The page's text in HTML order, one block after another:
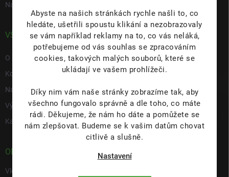
Abyste na našich stránkách rychle našli to, co
hledáte, ušetřili spoustu klikání a nezobrazovaly
se vám například reklamy na to, co vás neláká,
potřebujeme od vás souhlas se zpracováním
cookies, takových malých souborů, které se
ukládají ve vašem prohlížeči.
Díky nim vám naše stránky zobrazíme tak, aby
všechno fungovalo správně a dle toho, co máte
rádi. Děkujeme, že nám ho dáte a pomůžete se
nám zlepšovat. Budeme se k vašim datům chovat
citlivě a slušně.
Nastavení
Napište nám
VŠE O NÁS
O nás
Kontakty
Napište nám
Výdejní místo s prodejnou Hulín
Kariéra
ODEBÍRAT NEWSLETTER
Vložte svůj e-mail a my vám budeme zasílat informace o nových